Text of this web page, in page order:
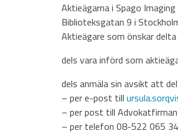
Aktieägarna i Spago
Biblioteksgatan 9 i
Aktieägare som önskar
dels vara införd som
dels anmäla sin avsikt att
– per e-post till
– per post till
– per telefon 08-522 065